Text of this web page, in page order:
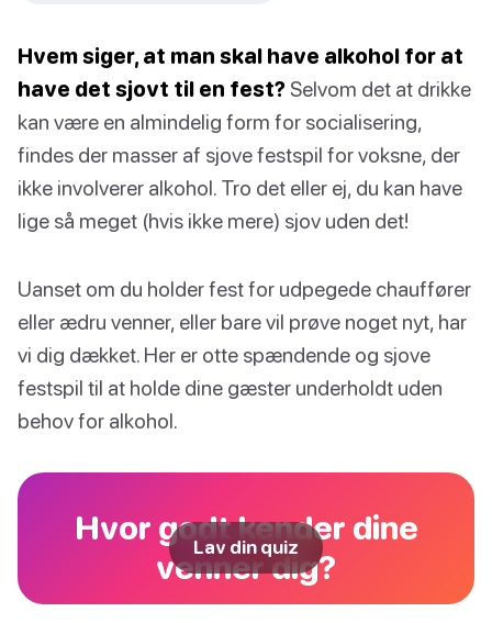
Hvem siger, at man skal have alkohol for at
have det sjovt til en fest? Selvom det at drikke
kan være en almindelig form for socialisering,
findes der masser af sjove festspil for voksne, der
ikke involverer alkohol. Tro det eller ej, du kan have
lige så meget (hvis ikke mere) sjov uden det!
Uanset om du holder fest for udpegede chauffører
eller ædru venner, eller bare vil prøve noget nyt, har
vi dig dækket. Her er otte spændende og sjove
festspil til at holde dine gæster underholdt uden
behov for alkohol.
Hvor godt kender dine
venner dig?
Lav din quiz